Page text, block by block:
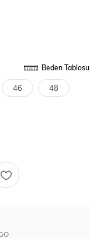
Beden Tablosu
46 48